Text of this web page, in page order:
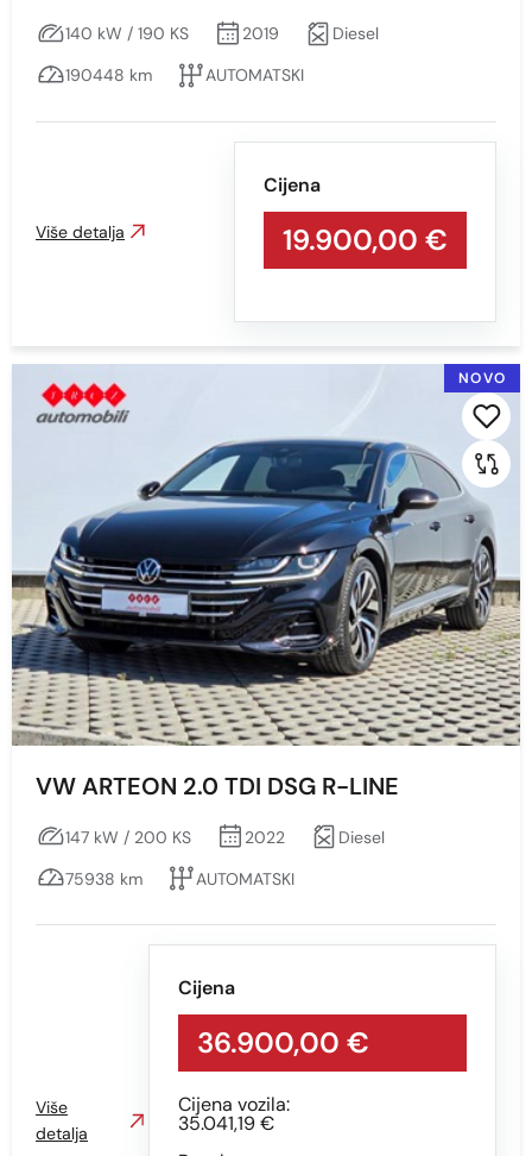
Max
Prikaži Obriši
Min Max
Prikaži Obriši
Boja
140 kW / 190 KS 2019
Diesel
190448 km
AUTOMATSKI
Cijena
19.900,00 €
Više detalja
NOVO
VW ARTEON 2.0 TDI DSG R-LINE
147 kW / 200 KS 2022
Diesel
75938 km
AUTOMATSKI
Cijena
36.900,00 €
Cijena vozila:
35.041,19 €
Više
detalja